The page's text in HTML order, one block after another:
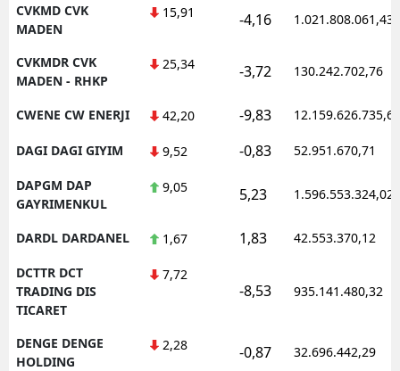
CVKMD CVK
MADEN
15,91 -4,16 1.021.808.061,43
CVKMDR CVK
MADEN - RHKP
25,34 -3,72 130.242.702,76
CWENE CW ENERJI 42,20 -9,83 12.159.626.735,62
DAGI DAGI GIYIM 9,52 -0,83 52.951.670,71
DAPGM DAP
GAYRIMENKUL
9,05 5,23 1.596.553.324,02
DARDL DARDANEL 1,67 1,83 42.553.370,12
DCTTR DCT
TRADING DIS
TICARET
7,72
-8,53 935.141.480,32
DENGE DENGE
HOLDING
2,28 -0,87 32.696.442,29